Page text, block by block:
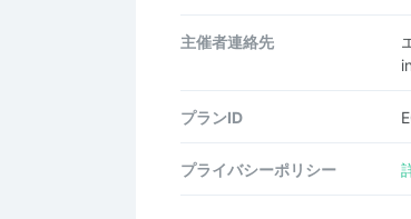
主催者連絡先
プランID
プライバシーポリシー